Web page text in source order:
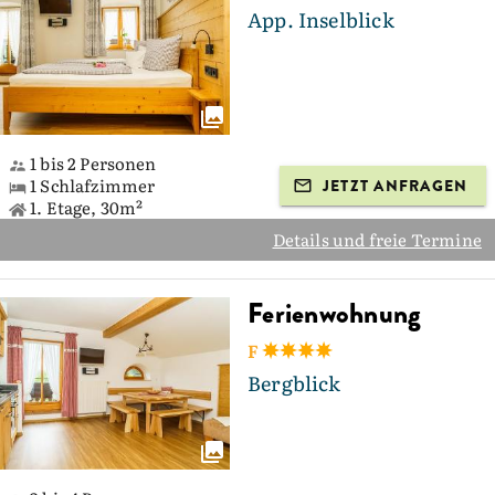
App. Inselblick
1 bis 2 Personen
1 Schlafzimmer
1. Etage, 30m²
JETZT ANFRAGEN
Details und freie Termine
Ferienwohnung
F
Bergblick